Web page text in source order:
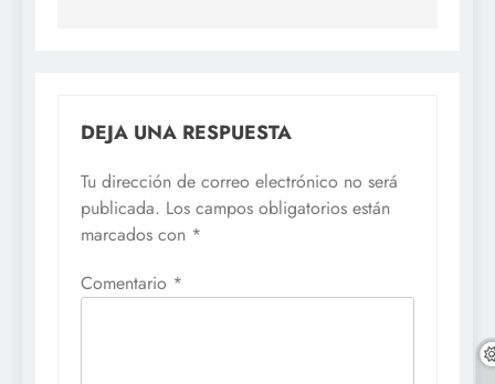
DEJA UNA RESPUESTA
Tu dirección de correo electrónico no será
publicada. Los campos obligatorios están
marcados con *
Comentario *